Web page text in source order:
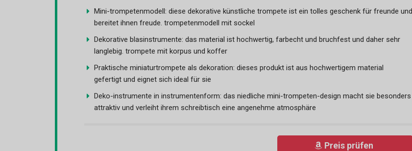
Mini-trompetenmodell: diese dekorative künstliche trompete ist ein tolles geschenk für freunde und
bereitet ihnen freude. trompetenmodell mit sockel
Dekorative blasinstrumente: das material ist hochwertig, farbecht und bruchfest und daher sehr
langlebig. trompete mit korpus und koffer
Praktische miniaturtrompete als dekoration: dieses produkt ist aus hochwertigem material
gefertigt und eignet sich ideal für sie
Deko-instrumente in instrumentenform: das niedliche mini-trompeten-design macht sie besonders
attraktiv und verleiht ihrem schreibtisch eine angenehme atmosphäre
Preis prüfen